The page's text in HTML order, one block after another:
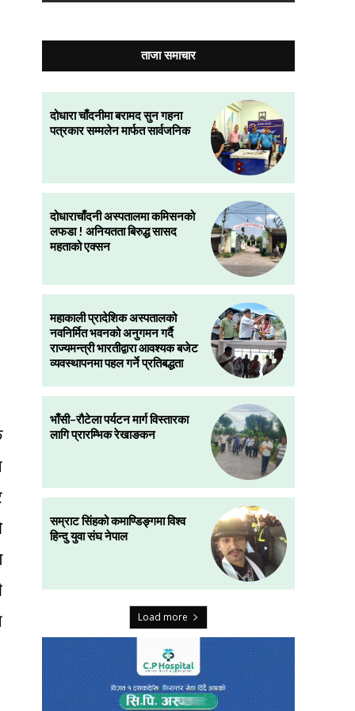
ताजा समाचार
दोधारा चाँदनीमा बरामद सुन गहना
पत्रकार सम्मलेन मार्फत सार्वजनिक
दोधाराचाँदनी अस्पतालमा कमिसनको
लफडा ! अनियतता बिरुद्ध सासद
महताको एक्सन
महाकाली प्रादेशिक अस्पतालको
नवनिर्मित भवनको अनुगमन गर्दै
राज्यमन्त्री भारतीद्वारा आवश्यक बजेट
व्यवस्थापनमा पहल गर्ने प्रतिबद्धता
भाँसी–रौटेला पर्यटन मार्ग विस्तारका
लागि प्रारम्भिक रेखाङकन
सम्राट सिंहको कमाण्डिङ्गमा विश्व
हिन्दु युवा संघ नेपाल
Load more